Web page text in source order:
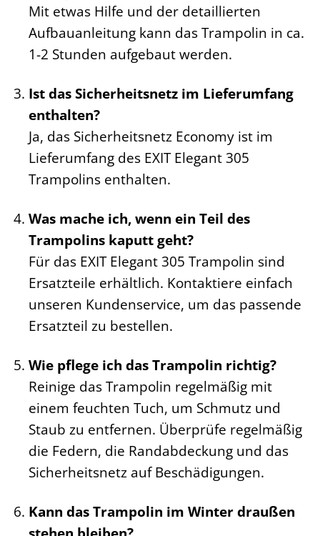
Mit etwas Hilfe und der detaillierten
Aufbauanleitung kann das Trampolin in ca.
1-2 Stunden aufgebaut werden.
Ist das Sicherheitsnetz im Lieferumfang
enthalten?
Ja, das Sicherheitsnetz Economy ist im
Lieferumfang des EXIT Elegant 305
Trampolins enthalten.
Was mache ich, wenn ein Teil des
Trampolins kaputt geht?
Für das EXIT Elegant 305 Trampolin sind
Ersatzteile erhältlich. Kontaktiere einfach
unseren Kundenservice, um das passende
Ersatzteil zu bestellen.
Wie pflege ich das Trampolin richtig?
Reinige das Trampolin regelmäßig mit
einem feuchten Tuch, um Schmutz und
Staub zu entfernen. Überprüfe regelmäßig
die Federn, die Randabdeckung und das
Sicherheitsnetz auf Beschädigungen.
Kann das Trampolin im Winter draußen